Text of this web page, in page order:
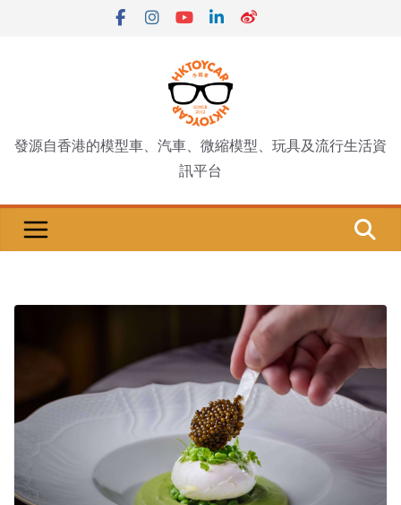
發源自香港的模型車、汽車、微縮模型、玩具及流行生活資
訊平台